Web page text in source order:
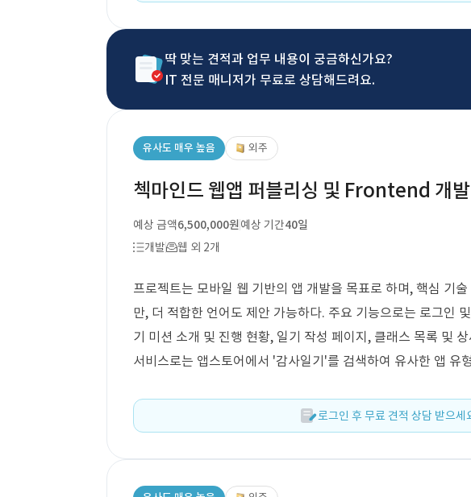
딱 맞는 견적과 업무 내용이 궁금하신가요?
IT 전문 매니저가 무료로 상담해드려요.
유사도 매우 높음 외주
첵마인드 웹앱 퍼블리싱 및 Frontend 개발
예상 금액6,500,000원예상 기간40일
개발
웹 외 2개
프로젝트는 모바일 웹 기반의 앱 개발을 목표로 하며, 핵심 기
만, 더 적합한 언어도 제안 가능하다. 주요 기능으로는 로그인
기 미션 소개 및 진행 현황, 일기 작성 페이지, 클래스 목록 및
서비스로는 앱스토어에서 '감사일기'를 검색하여 유사한 앱 유
로그인 후 무료 견적 상담 받으세